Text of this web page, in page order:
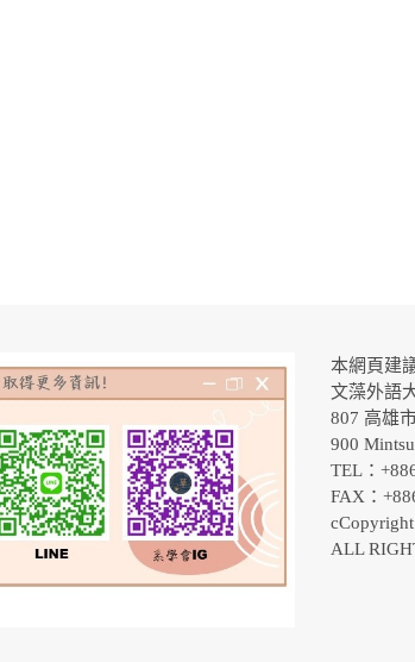
本網頁建
文藻外語
807 高雄
900
TEL：
FAX：
ALL